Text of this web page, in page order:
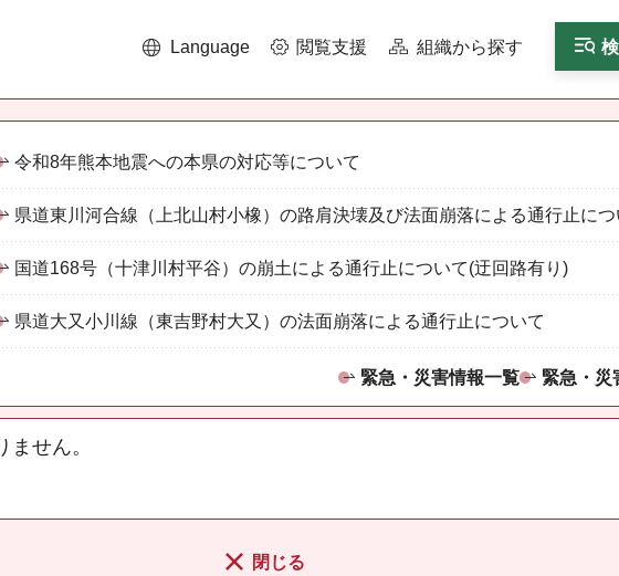
Language 閲覧支援 組織から探す
令和8年熊本地震への本県の対応等について
県道東川河合線（上北山村小橡）の路肩決壊及び法面崩落による通行止につ
国道168号（十津川村平谷）の崩土による通行止について(迂回路有り)
県道大又小川線（東吉野村大又）の法面崩落による通行止について
緊急・災害情報一覧 緊急・災
せん。
閉じる